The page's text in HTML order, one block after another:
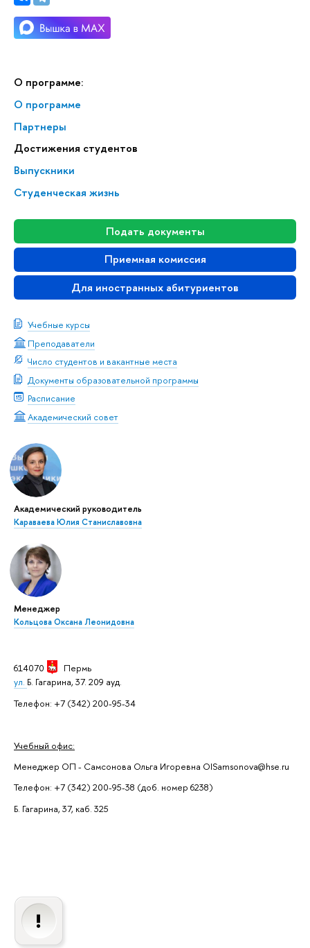
О программе:
О программе
Партнеры
Достижения студентов
Выпускники
Студенческая жизнь
Подать документы
Приемная комиссия
Для иностранных абитуриентов
Учебные курсы
Преподаватели
Число студентов и вакантные места
Документы образовательной программы
Расписание
Академический совет
Академический руководитель
Караваева Юлия Станиславовна
Менеджер
Кольцова Оксана Леонидовна
614070
Пермь
ул. Б. Гагарина, 37. 209 ауд.
Телефон: +7 (342) 200-95-34
Учебный офис:
Менеджер ОП - Самсонова Ольга Игоревна OISamsonova@hse.ru
Телефон: +7 (342) 200-95-38 (доб. номер 6238)
Б. Гагарина, 37, каб. 325